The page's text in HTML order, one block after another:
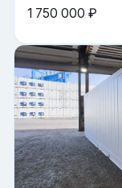
1 750 000 ₽